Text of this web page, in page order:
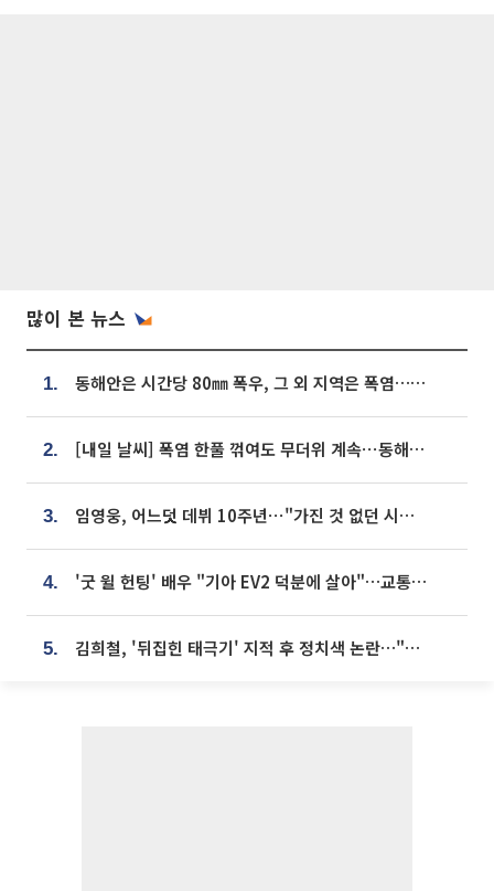
많이 본 뉴스
1. 동해안은 시간당 80㎜ 폭우, 그 외 지역은 폭염…‘극과 극 날씨’
2. [내일 날씨] 폭염 한풀 꺾여도 무더위 계속⋯동해안 이틀 연속 비
3. 임영웅, 어느덧 데뷔 10주년⋯"가진 것 없던 시절, 내 앞엔 20명의 팬뿐"
4. '굿 윌 헌팅' 배우 "기아 EV2 덕분에 살아"…교통사고 후 안전성 극찬
5. 김희철, '뒤집힌 태극기' 지적 후 정치색 논란…"좌우 떠나 우리나라 국기"